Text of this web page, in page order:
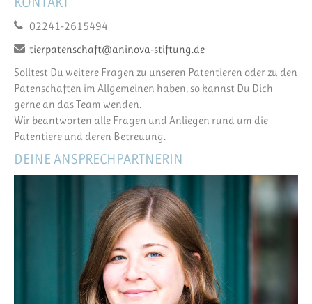
02241-2615494
tierpatenschaft@aninova-stiftung.de
Solltest Du weitere Fragen zu unseren Patentieren oder zu den
Patenschaften im Allgemeinen haben, so kannst Du Dich
gerne an das Team wenden.
Wir beantworten alle Fragen und Anliegen rund um die
Patentiere und deren Betreuung.
DEINE ANSPRECHPARTNERIN